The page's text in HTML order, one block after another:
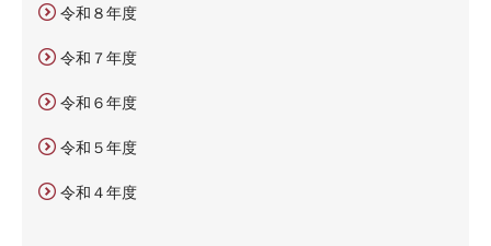
令和８年度
令和７年度
令和６年度
令和５年度
令和４年度